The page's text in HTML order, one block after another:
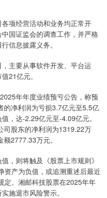
项经营活动和业务均正常开
国证监会的调查工作，并严格
信息披露义务。
主要从事软件开发、平台运
21亿元。
年年度业绩预亏公告，称预
的净利润为亏损3.7亿元至5.5亿
，达-2.29亿元至-4.09亿元。
司股东的净利润为1319.22万
2777.33万元。
，则将触及《股票上市规则》
资产为负值，或追溯重述后最近
定。湘邮科技股票在2025年年
施退市风险警示。